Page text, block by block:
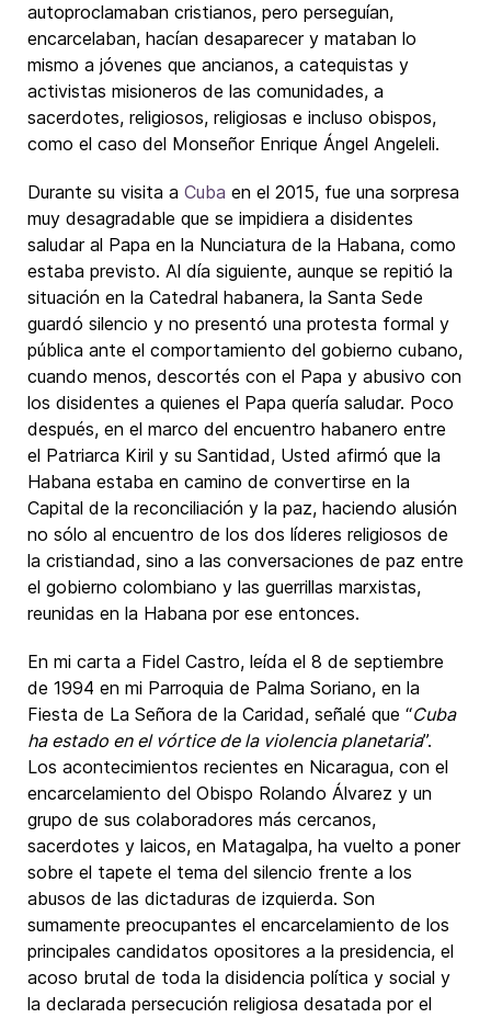
autoproclamaban cristianos, pero perseguían,
encarcelaban, hacían desaparecer y mataban lo
mismo a jóvenes que ancianos, a catequistas y
activistas misioneros de las comunidades, a
sacerdotes, religiosos, religiosas e incluso obispos,
como el caso del Monseñor Enrique Ángel Angeleli.
Durante su visita a Cuba en el 2015, fue una sorpresa
muy desagradable que se impidiera a disidentes
saludar al Papa en la Nunciatura de la Habana, como
estaba previsto. Al día siguiente, aunque se repitió la
situación en la Catedral habanera, la Santa Sede
guardó silencio y no presentó una protesta formal y
pública ante el comportamiento del gobierno cubano,
cuando menos, descortés con el Papa y abusivo con
los disidentes a quienes el Papa quería saludar. Poco
después, en el marco del encuentro habanero entre
el Patriarca Kiril y su Santidad, Usted afirmó que la
Habana estaba en camino de convertirse en la
Capital de la reconciliación y la paz, haciendo alusión
no sólo al encuentro de los dos líderes religiosos de
la cristiandad, sino a las conversaciones de paz entre
el gobierno colombiano y las guerrillas marxistas,
reunidas en la Habana por ese entonces.
En mi carta a Fidel Castro, leída el 8 de septiembre
de 1994 en mi Parroquia de Palma Soriano, en la
Fiesta de La Señora de la Caridad, señalé que “Cuba
ha estado en el vórtice de la violencia planetaria”.
Los acontecimientos recientes en Nicaragua, con el
encarcelamiento del Obispo Rolando Álvarez y un
grupo de sus colaboradores más cercanos,
sacerdotes y laicos, en Matagalpa, ha vuelto a poner
sobre el tapete el tema del silencio frente a los
abusos de las dictaduras de izquierda. Son
sumamente preocupantes el encarcelamiento de los
principales candidatos opositores a la presidencia, el
acoso brutal de toda la disidencia política y social y
la declarada persecución religiosa desatada por el